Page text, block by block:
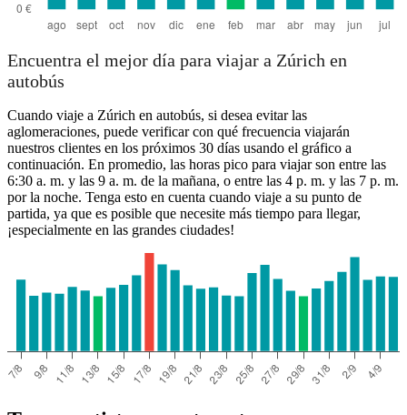
Encuentra el mejor día para viajar a Zúrich en
autobús
Cuando viaje a Zúrich en autobús, si desea evitar las
aglomeraciones, puede verificar con qué frecuencia viajarán
nuestros clientes en los próximos 30 días usando el gráfico a
continuación. En promedio, las horas pico para viajar son entre las
6:30 a. m. y las 9 a. m. de la mañana, o entre las 4 p. m. y las 7 p. m.
por la noche. Tenga esto en cuenta cuando viaje a su punto de
partida, ya que es posible que necesite más tiempo para llegar,
¡especialmente en las grandes ciudades!